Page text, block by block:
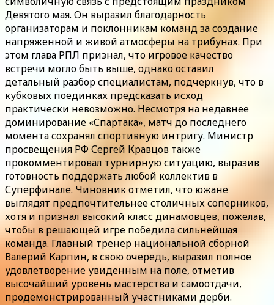
Девятого мая. Он выразил благодарность
организаторам и поклонникам команд за создание
напряженной и живой атмосферы на трибунах. При
этом глава РПЛ признал, что игровое качество
встречи могло быть выше, однако оставил
детальный разбор специалистам, подчеркнув, что в
кубковых поединках предсказать исход
практически невозможно. Несмотря на недавнее
доминирование «Спартака», матч до последнего
момента сохранял спортивную интригу. Министр
просвещения РФ Сергей Кравцов также
прокомментировал турнирную ситуацию, выразив
готовность поддержать любой коллектив в
Суперфинале. Чиновник отметил, что южане
выглядят предпочтительнее столичных соперников,
хотя и признал высокий класс динамовцев, пожелав,
чтобы в решающей игре победила сильнейшая
команда. Главный тренер национальной сборной
Валерий Карпин, в свою очередь, выразил полное
удовлетворение увиденным на поле, отметив
высочайший уровень мастерства и самоотдачи,
продемонстрированный участниками дерби.